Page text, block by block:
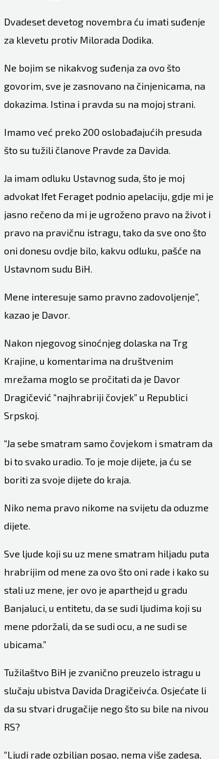
Dvadeset devetog novembra ću imati suđenje
za klevetu protiv Milorada Dodika.
Ne bojim se nikakvog suđenja za ovo što
govorim, sve je zasnovano na činjenicama, na
dokazima. Istina i pravda su na mojoj strani.
Imamo već preko 200 oslobađajućih presuda
što su tužili članove Pravde za Davida.
Ja imam odluku Ustavnog suda, što je moj
advokat Ifet Feraget podnio apelaciju, gdje mi je
jasno rečeno da mi je ugroženo pravo na život i
pravo na pravičnu istragu, tako da sve ono što
oni donesu ovdje bilo, kakvu odluku, pašće na
Ustavnom sudu BiH.
Mene interesuje samo pravno zadovoljenje”,
kazao je Davor.
Nakon njegovog sinoćnjeg dolaska na Trg
Krajine, u komentarima na društvenim
mrežama moglo se pročitati da je Davor
Dragičević “najhrabriji čovjek” u Republici
Srpskoj.
“Ja sebe smatram samo čovjekom i smatram da
bi to svako uradio. To je moje dijete, ja ću se
boriti za svoje dijete do kraja.
Niko nema pravo nikome na svijetu da oduzme
dijete.
Sve ljude koji su uz mene smatram hiljadu puta
hrabrijim od mene za ovo što oni rade i kako su
stali uz mene, jer ovo je aparthejd u gradu
Banjaluci, u entitetu, da se sudi ljudima koji su
mene pdoržali, da se sudi ocu, a ne sudi se
ubicama.”
Tužilaštvo BiH je zvanično preuzelo istragu u
slučaju ubistva Davida Dragičeivća. Osjećate li
da su stvari drugačije nego što su bile na nivou
RS?
“Ljudi rade ozbiljan posao, nema više zadesa,